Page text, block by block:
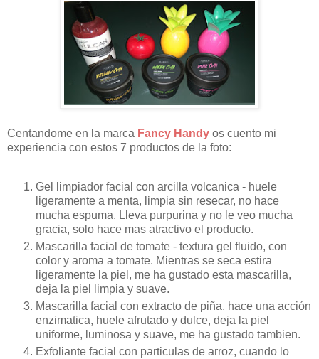
Centandome en la marca Fancy Handy os cuento mi
experiencia con estos 7 productos de la foto:
Gel limpiador facial con arcilla volcanica - huele
ligeramente a menta, limpia sin resecar, no hace
mucha espuma. Lleva purpurina y no le veo mucha
gracia, solo hace mas atractivo el producto.
Mascarilla facial de tomate - textura gel fluido, con
color y aroma a tomate. Mientras se seca estira
ligeramente la piel, me ha gustado esta mascarilla,
deja la piel limpia y suave.
Mascarilla facial con extracto de piña, hace una acción
enzimatica, huele afrutado y dulce, deja la piel
uniforme, luminosa y suave, me ha gustado tambien.
Exfoliante facial con particulas de arroz, cuando lo